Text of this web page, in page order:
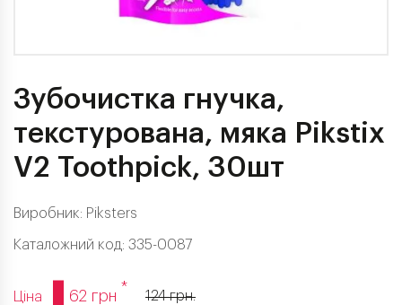
Зубочистка гнучка,
текстурована, мяка Pikstix
V2 Toothpick, 30шт
Виробник: Piksters
Каталожний код: 335-0087
Ціна 62 грн *
124 грн.